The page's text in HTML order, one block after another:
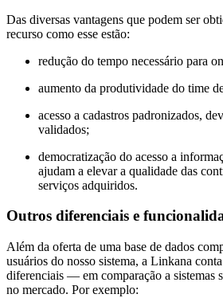
Das diversas vantagens que podem ser
recurso como esse estão:
redução do tempo necessário para
aumento da produtividade do time
acesso a cadastros padronizados,
validados;
democratização do acesso a
ajudam a elevar a qualidade das
serviços adquiridos.
Outros diferenciais e
Além da oferta de uma base de dados
usuários do nosso sistema, a Linkana
diferenciais — em comparação a sistemas
no mercado. Por exemplo: